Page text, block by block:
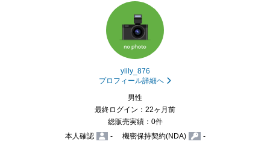
ylily_876
プロフィール詳細へ
男性
最終ログイン：22ヶ月前
総販売実績：0件
本人確認
- 機密保持契約(NDA) -